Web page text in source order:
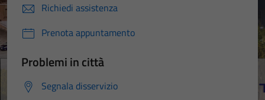
Richiedi assistenza
Prenota appuntamento
Problemi in città
Segnala disservizio